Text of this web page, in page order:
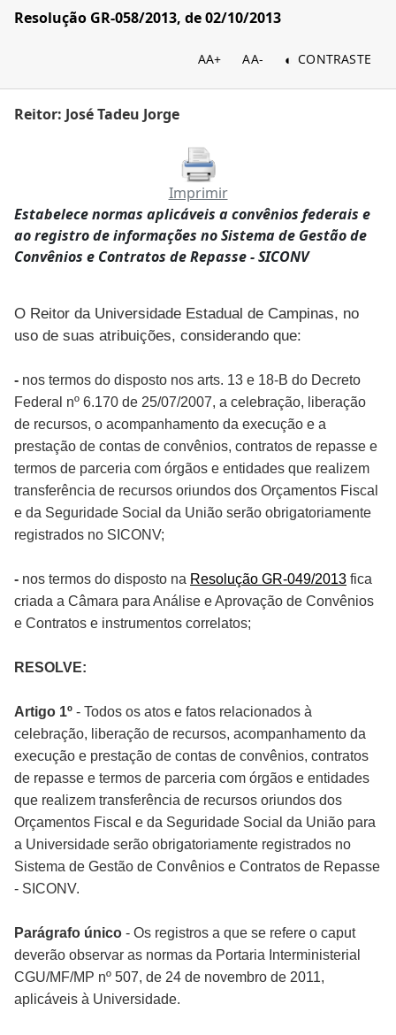
Resolução GR-058/2013, de 02/10/2013
AA+ AA- CONTRASTE
Reitor: José Tadeu Jorge
Imprimir
Estabelece normas aplicáveis a convênios federais e
ao registro de informações no Sistema de Gestão de
Convênios e Contratos de Repasse - SICONV
O Reitor da Universidade Estadual de Campinas, no
uso de suas atribuições, considerando que:
- nos termos do disposto nos arts. 13 e 18-B do Decreto
Federal nº 6.170 de 25/07/2007, a celebração, liberação
de recursos, o acompanhamento da execução e a
prestação de contas de convênios, contratos de repasse e
termos de parceria com órgãos e entidades que realizem
transferência de recursos oriundos dos Orçamentos Fiscal
e da Seguridade Social da União serão obrigatoriamente
registrados no SICONV;
- nos termos do disposto na Resolução GR-049/2013 fica
criada a Câmara para Análise e Aprovação de Convênios
e Contratos e instrumentos correlatos;
RESOLVE:
Artigo 1º - Todos os atos e fatos relacionados à
celebração, liberação de recursos, acompanhamento da
execução e prestação de contas de convênios, contratos
de repasse e termos de parceria com órgãos e entidades
que realizem transferência de recursos oriundos dos
Orçamentos Fiscal e da Seguridade Social da União para
a Universidade serão obrigatoriamente registrados no
Sistema de Gestão de Convênios e Contratos de Repasse
- SICONV.
Parágrafo único - Os registros a que se refere o caput
deverão observar as normas da Portaria Interministerial
CGU/MF/MP nº 507, de 24 de novembro de 2011,
aplicáveis à Universidade.